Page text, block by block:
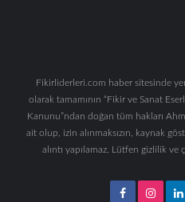
Fikirliderleri.com haber sitesinde
olarak tamamının “Fikir ve Sanat
Kanunu”ndan doğan tüm hakları
ait olup, izin alınmaksızın, kaynak
alıntı yapılamaz. Lütfen gizlilik ve